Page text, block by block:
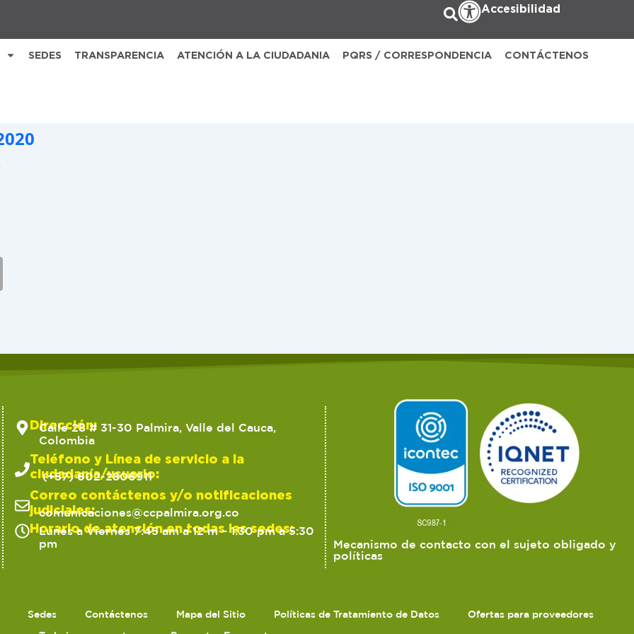
Accesibilidad
SEDES TRANSPARENCIA ATENCIÓN A LA CIUDADANIA PQRS / CORRESPONDENCIA CONTÁCTENOS
Dirección:
Calle 28 # 31-30 Palmira, Valle del Cauca,
Colombia
Teléfono y Línea de servicio a la
ciudadanía/usuario:
(+57) 602-2806911
Correo contáctenos y/o notificaciones
judiciales:
comunicaciones@ccpalmira.org.co
Horario de atención en todas las sedes:
Lunes a Viernes 7:45 am a 12 m – 1:30 pm a 5:30
pm
Mecanismo de contacto con el sujeto obligado y
políticas
Sedes Contáctenos Mapa del Sitio Políticas de Tratamiento de Datos
Ofertas para proveedores